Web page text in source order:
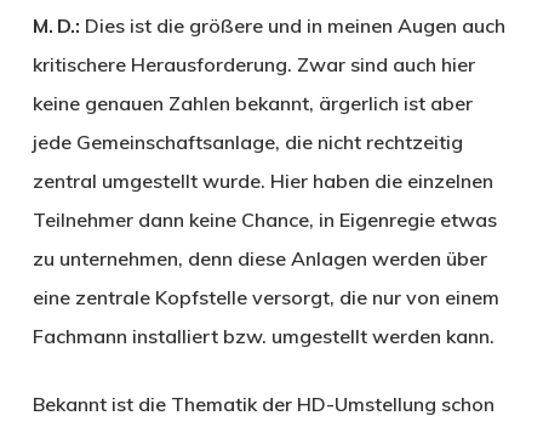
M. D.: Dies ist die größere und in meinen Augen auch
kritischere Herausforderung. Zwar sind auch hier
keine genauen Zahlen bekannt, ärgerlich ist aber
jede Gemeinschaftsanlage, die nicht rechtzeitig
zentral umgestellt wurde. Hier haben die einzelnen
Teilnehmer dann keine Chance, in Eigenregie etwas
zu unternehmen, denn diese Anlagen werden über
eine zentrale Kopfstelle versorgt, die nur von einem
Fachmann installiert bzw. umgestellt werden kann.
Bekannt ist die Thematik der HD-Umstellung schon